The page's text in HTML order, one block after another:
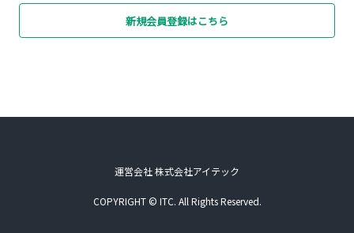
新規会員登録はこちら
運営会社 株式会社アイテック
COPYRIGHT © ITC. All Rights Reserved.